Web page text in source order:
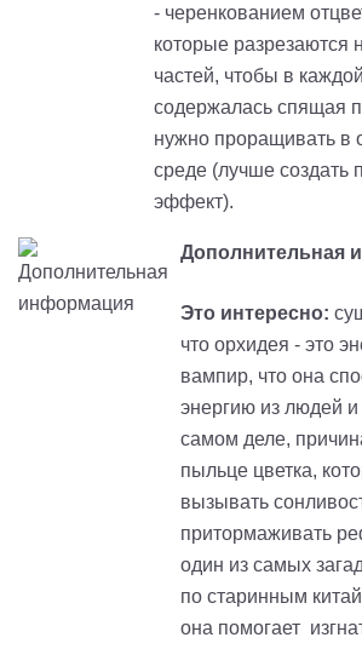
- черенкованием
которые разрезаются
частей, чтобы в
содержалась спящая
нужно проращивать в
среде (лучше создать
эффект).
Дополнительная
Это интересно:
что орхидея - это
вампир, что она
энергию из людей
самом деле,
пыльце цветка,
вызывать
притормаживать
один из самых
по старинным
она помогает